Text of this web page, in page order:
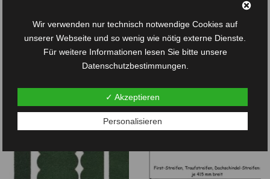
Auf die
Wunschliste
Auf die
Wir verwenden nur technisch notwendige Cookies auf
unserer Webseite und so wenig wie nötig externe Dienste.
Für weitere Informationen lesen Sie bitte unsere
Datenschutzbestimmungen.
✓ Akzeptieren
Personalisieren